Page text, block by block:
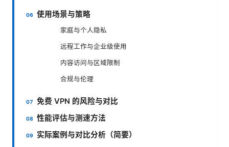
使用场景与策略
家庭与个人隐私
远程工作与企业级使用
内容访问与区域限制
合规与伦理
免费 VPN 的风险与对比
性能评估与测速方法
实际案例与对比分析（简要）